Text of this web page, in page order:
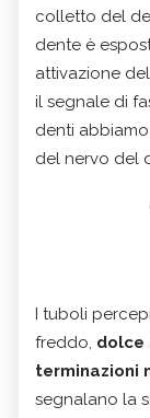
colletto del
dente è
attivazione
il segnale di
denti
del nervo del
I tuboli
freddo, dolce
terminazioni
segnalano la